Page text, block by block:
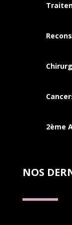
2ème
NOS